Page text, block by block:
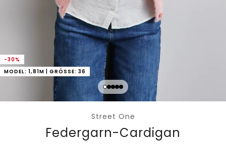
-30%
MODEL: 1,81M | GRÖSSE: 36
Street One
Federgarn-Cardigan